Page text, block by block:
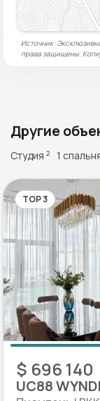
Источник:
права защищены.
Другие
Студия 2 1
TOP 3
$ 696 140
UC88